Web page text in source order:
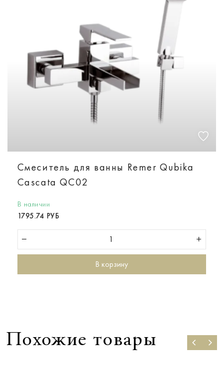
Смеситель для ванны Remer Qubika
Cascata QC02
В наличии
1795.74 РУБ
В корзину
Похожие товары